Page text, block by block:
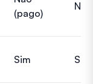
(pago)
Não
Sim Sim